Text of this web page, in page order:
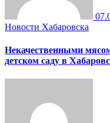
Новости Хабаровска
Некачественными
детском саду в